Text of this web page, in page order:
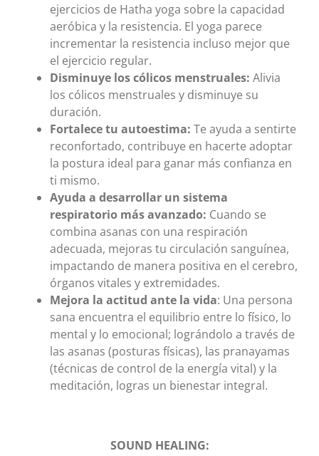
ejercicios de Hatha yoga sobre la capacidad
aeróbica y la resistencia. El yoga parece
incrementar la resistencia incluso mejor que
el ejercicio regular.
Disminuye los cólicos menstruales: Alivia
los cólicos menstruales y disminuye su
duración.
Fortalece tu autoestima: Te ayuda a sentirte
reconfortado, contribuye en hacerte adoptar
la postura ideal para ganar más confianza en
ti mismo.
Ayuda a desarrollar un sistema
respiratorio más avanzado: Cuando se
combina asanas con una respiración
adecuada, mejoras tu circulación sanguínea,
impactando de manera positiva en el cerebro,
órganos vitales y extremidades.
Mejora la actitud ante la vida: Una persona
sana encuentra el equilibrio entre lo físico, lo
mental y lo emocional; lográndolo a través de
las asanas (posturas físicas), las pranayamas
(técnicas de control de la energía vital) y la
meditación, logras un bienestar integral.
SOUND HEALING: